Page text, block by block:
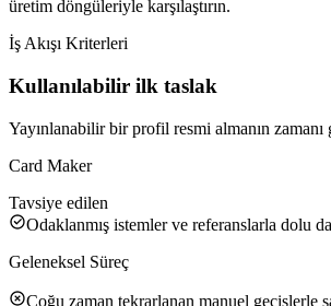
üretim döngüleriyle karşılaştırın.
İş Akışı Kriterleri
Kullanılabilir ilk taslak
Yayınlanabilir bir profil resmi almanın zamanı
Card Maker
Tavsiye edilen
Odaklanmış istemler ve referanslarla dolu
Geleneksel Süreç
Çoğu zaman tekrarlanan manuel geçişlerle